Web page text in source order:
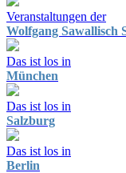
Veranstaltungen der
Wolfgang Sawallisch
Das ist los in
München
Das ist los in
Salzburg
Das ist los in
Berlin